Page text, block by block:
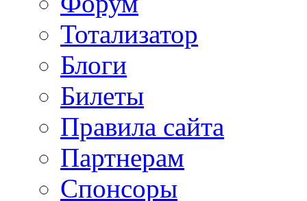
Тотализатор
Блоги
Билеты
Правила сайта
Партнерам
Спонсоры